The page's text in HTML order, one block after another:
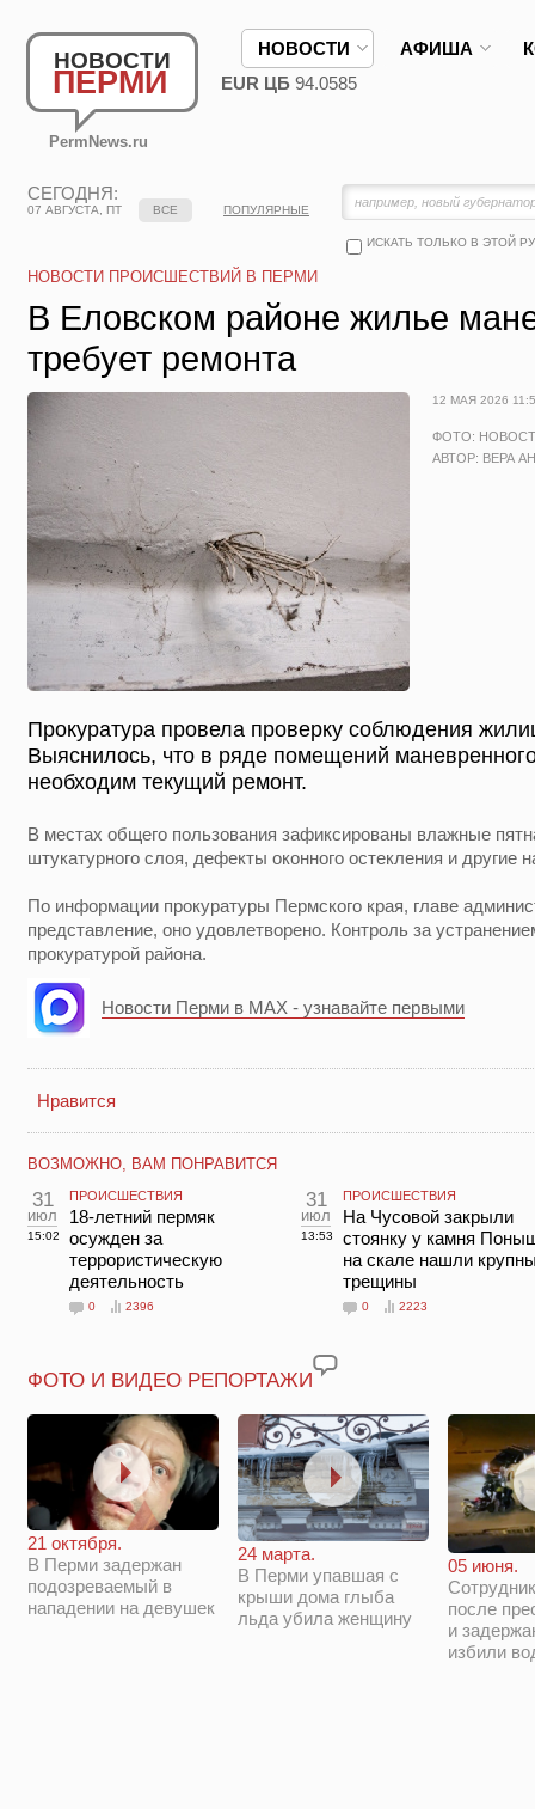
НОВОСТИ
ПЕРМИ
PermNews.ru
НОВОСТИ АФИША
EUR ЦБ 94.0585
СЕГОДНЯ:
07 АВГУСТА, ПТ
ИСКАТЬ ТОЛЬКО В ЭТОЙ
ВСЕ ПОПУЛЯРНЫЕ
НОВОСТИ ПРОИСШЕСТВИЙ В ПЕРМИ
В Еловском районе жилье
требует ремонта
12 МАЯ 2026
ФОТО:
АВТОР: ВЕРА
Прокуратура провела проверку соблюдения
Выяснилось, что в ряде помещений
необходим текущий ремонт.
В местах общего пользования зафиксированы влажные
штукатурного слоя, дефекты оконного остекления и другие
По информации прокуратуры Пермского края, главе
представление, оно удовлетворено. Контроль за
прокуратурой района.
Новости Перми в MAX - узнавайте первыми
Нравится
ВОЗМОЖНО, ВАМ ПОНРАВИТСЯ
31
июл
15:02
ПРОИСШЕСТВИЯ
18-летний пермяк
осужден за
террористическую
деятельность
0 2396
31
июл
13:53
ПРОИСШЕСТВИЯ
На Чусовой закрыли
стоянку у камня
на скале нашли
трещины
0 2223
ФОТО И ВИДЕО РЕПОРТАЖИ
21 октября.
В Перми задержан
подозреваемый в
нападении на девушек
24 марта.
В Перми упавшая с
крыши дома глыба
льда убила женщину
05 июня.
после
и
избили